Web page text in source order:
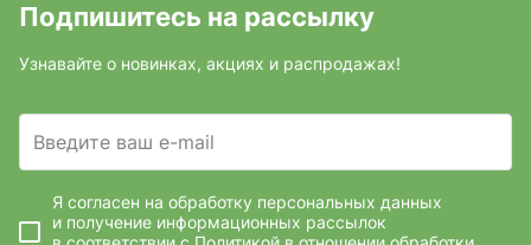
Подпишитесь на рассылку
Узнавайте о новинках, акциях и распродажах!
Введите ваш e-mail
Я согласен на обработку персональных данных
и получение информационных рассылок